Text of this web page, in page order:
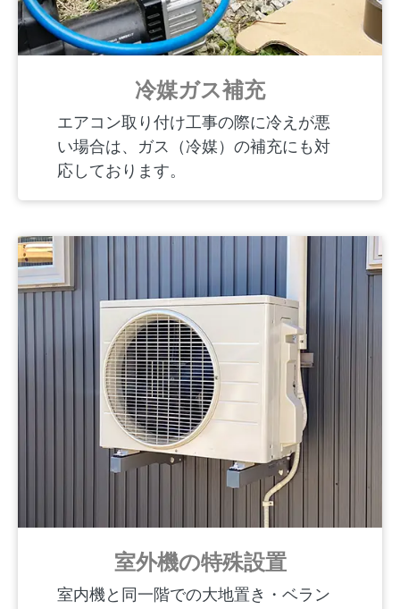
冷媒ガス補充
エアコン取り付け工事の際に冷えが悪
い場合は、ガス（冷媒）の補充にも対
応しております。
室外機の特殊設置
室内機と同一階での大地置き・ベラン